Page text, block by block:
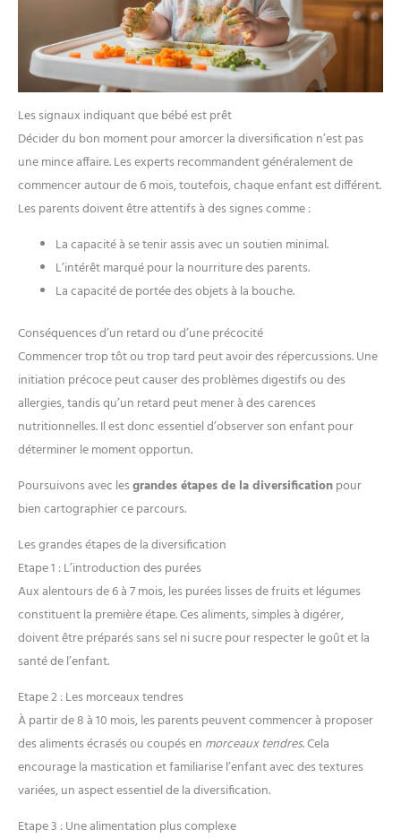
Les signaux indiquant que bébé est prêt
Décider du bon moment pour amorcer la diversification n’est pas
une mince affaire. Les experts recommandent généralement de
commencer autour de 6 mois, toutefois, chaque enfant est différent.
Les parents doivent être attentifs à des signes comme :
La capacité à se tenir assis avec un soutien minimal.
L’intérêt marqué pour la nourriture des parents.
La capacité de portée des objets à la bouche.
Conséquences d’un retard ou d’une précocité
Commencer trop tôt ou trop tard peut avoir des répercussions. Une
initiation précoce peut causer des problèmes digestifs ou des
allergies, tandis qu’un retard peut mener à des carences
nutritionnelles. Il est donc essentiel d’observer son enfant pour
déterminer le moment opportun.
Poursuivons avec lesgrandes étapes de la diversificationpour
bien cartographier ce parcours.
Les grandes étapes de la diversification
Etape 1 : L’introduction des purées
Aux alentours de 6 à 7 mois, les purées lisses de fruits et légumes
constituent la première étape. Ces aliments, simples à digérer,
doivent être préparés sans sel ni sucre pour respecter le goût et la
santé de l’enfant.
Etape 2 : Les morceaux tendres
À partir de 8 à 10 mois, les parents peuvent commencer à proposer
des aliments écrasés ou coupés en morceaux tendres. Cela
encourage la mastication et familiarise l’enfant avec des textures
variées, un aspect essentiel de la diversification.
Etape 3 : Une alimentation plus complexe